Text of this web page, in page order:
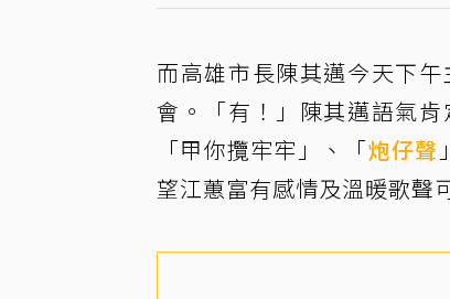
而高雄市長陳其邁今天下
會。「有！」陳其邁語氣
「甲你攬牢牢」、「炮仔聲
望江蕙富有感情及溫暖歌聲